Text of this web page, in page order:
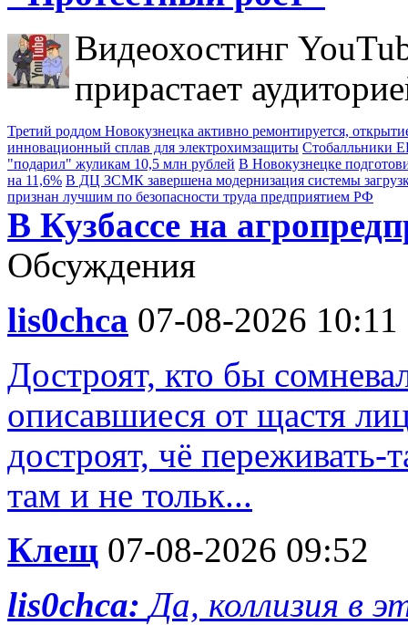
Видеохостинг
прирастает
Третий роддом Новокузнецка активно ремонтируется,
инновационный сплав для электрохимзащиты Стобалльники
"подарил" жуликам 10,5 млн рублей В Новокузнецке
на 11,6% В ДЦ ЗСМК завершена модернизация системы
признан лучшим по безопасности труда предприятием РФ
В Кузбассе на
Обсуждения
lis0chca 07-08-2026 10:11
Достроят, кто бы
описавшиеся от щастя
достроят, чё
там и не тольк...
Клещ 07-08-2026 09:52
lis0chca:Да, коллизия в